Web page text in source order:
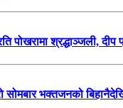
पोखरामा श्रद्धाञ्जली,
सोमबार भक्तजनको